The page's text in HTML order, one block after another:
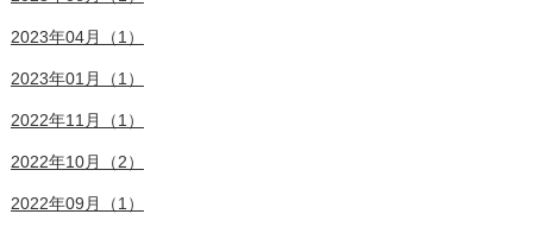
2023年04月（1）
2023年01月（1）
2022年11月（1）
2022年10月（2）
2022年09月（1）